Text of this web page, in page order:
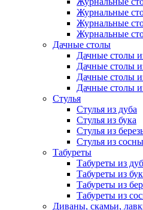
Журнальные
Журнальные
Журнальные
Дачные столы
Дачные столы
Дачные столы
Дачные столы
Дачные столы
Стулья
Стулья из дуба
Стулья из бука
Стулья из
Стулья из сосны
Табуреты
Табуреты из
Табуреты из
Табуреты из
Табуреты из
Диваны, скамьи,